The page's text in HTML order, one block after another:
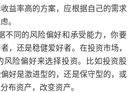
益率高的方案，应根据自己的需求
。
不同的风险偏好和承受能力，你要
，还是稳健爱好者。在投资市场，
风险偏好来选择投资。比如投资股
好是激进型的，还是保守型的，或
布资产，改变资产。